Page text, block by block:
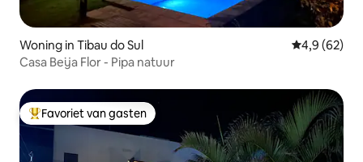
Woning in Tibau do Sul Gemiddelde
4,9 (62)
Casa Beija Flor - Pipa natuur
Topfavoriet van gasten
Favoriet van gasten